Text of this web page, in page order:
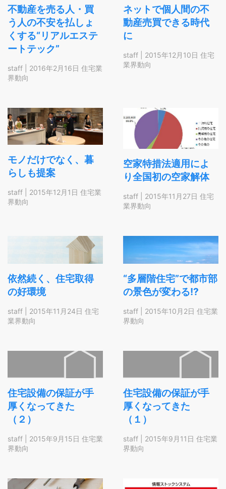
不動産を売る人・買
う人の不安を払しょ
くする“リアルエステ
ートテック”
staff 2016年2月16日 住宅業
界動向
ネットで個人間の不
動産売買できる時代
に
staff 2015年12月10日 住宅
業界動向
モノだけでなく、暮
らしも提案
staff 2015年12月1日 住宅業
界動向
空家特措法適用によ
り全国初の空家解体
staff 2015年11月27日 住宅
業界動向
依然続く、住宅取得
の好環境
staff 2015年11月24日 住宅
業界動向
“多層階住宅”で都市部
の景色が変わる!?
staff 2015年10月2日 住宅業
界動向
住宅設備の保証が手
厚くなってきた
（２）
staff 2015年9月15日 住宅業
界動向
住宅設備の保証が手
厚くなってきた
（１）
staff 2015年9月11日 住宅業
界動向